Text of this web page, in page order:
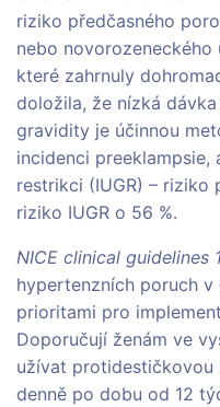
riziko předčasného
nebo
které zahrnuly
doložila, že nízká
gravidity je účinnou
incidenci
restrikci (IUGR) – riziko
riziko IUGR o 56 %.
NICE clinical guidelines
hypertenzních poruch
prioritami pro
Doporučují ženám ve
užívat protidestičkovou
denně po dobu od 12